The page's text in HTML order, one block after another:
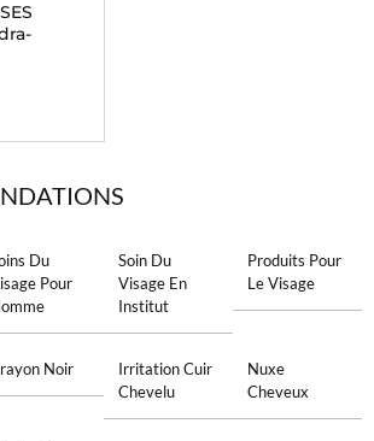
Du
Pour
Soin Du
Visage En
Institut
Produits Pour
Le Visage
Noir
Irritation Cuir
Chevelu
Nuxe
Cheveux